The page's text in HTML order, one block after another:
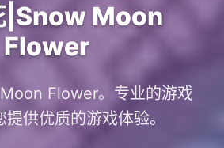
|Snow Moon
Flower
Flower。专业的游戏
供优质的游戏体验。